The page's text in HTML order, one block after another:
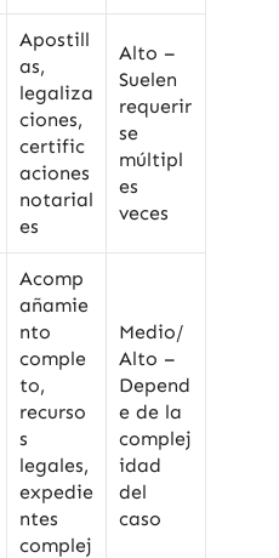
Apostill
as,
legaliza
ciones,
certific
aciones
notarial
es
Alto –
Suelen
requerir
se
múltipl
es
veces
Acomp
añamie
nto
comple
to,
recurso
s
legales,
expedie
ntes
complej
Medio/
Alto –
Depend
e de la
complej
idad
del
caso